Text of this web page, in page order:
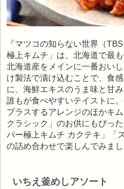
『マツコの知らない世界（
極上キムチ」は、北海道で最
北海道産をメインに一番おい
け製法で漬け込むことで、食
に、海鮮エキスのうま味と甘
誰もが食べやすいテイストに
プラスするアレンジのほかキ
クラシック」のお供にもぴっ
パー極上キムチ カクテキ」「
の詰め合わせで楽しんでみまし
いちえ釜めしアソート